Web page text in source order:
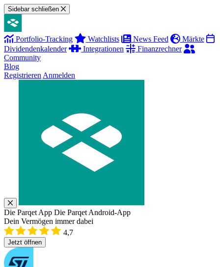
Sidebar schließen
Portfolio-Tracking Watchlists News Feed
Märkte
Dividendenkalender
Integrationen
Finanzrechner
Community
Blog
Registrieren Anmelden
Die Parqet App Die Parqet Android-App
Dein Vermögen immer dabei
4,7
Jetzt öffnen